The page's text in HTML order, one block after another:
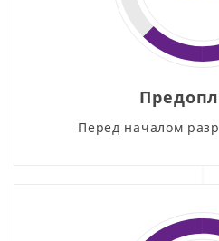
Перед началом